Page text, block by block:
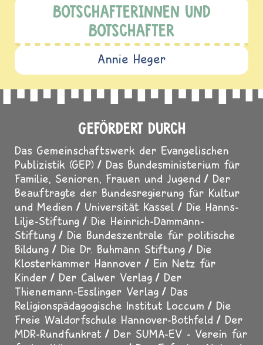
BOTSCHAFTERINNEN UND
BOTSCHAFTER
Annie Heger
GEFÖRDERT DURCH
Das Gemeinschaftswerk der Evangelischen
Publizistik (GEP)
Das Bundesministerium für
Familie, Senioren, Frauen und Jugend
Der
Beauftragte der Bundesregierung für Kultur
und Medien
Universität Kassel
Die Hanns-
Lilje-Stiftung
Die Heinrich-Dammann-
Stiftung
Die Bundeszentrale für politische
Bildung
Die Dr. Buhmann Stiftung
Die
Klosterkammer Hannover
Ein Netz für
Kinder
Der Calwer Verlag
Der
Thienemann-Esslinger Verlag
Das
Religionspädagogische Institut Loccum
Die
Freie Waldorfschule Hannover-Bothfeld
Der
MDR-Rundfunkrat
Der SUMA-EV - Verein für